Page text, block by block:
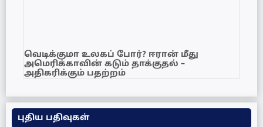
வெடிக்குமா உலகப் போர்? ஈரான் மீது
அமெரிக்காவின் கடும் தாக்குதல் –
அதிகரிக்கும் பதற்றம்
புதிய பதிவுகள்